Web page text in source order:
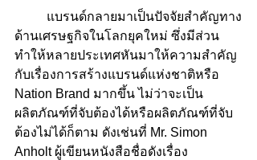
ด้านเศรษฐกิจในโลกยุคใหม่ ซึ่งมีส่วน
ทำให้หลายประเทศหันมาให้ความสำคัญ
กับเรื่องการสร้างแบรนด์แห่งชาติหรือ
Nation Brand มากขึ้น ไม่ว่าจะเป็น
ผลิตภัณฑ์ที่จับต้องได้หรือผลิตภัณฑ์ที่จับ
ต้องไม่ได้ก็ตาม ดังเช่นที่ Mr. Simon
Anholt ผู้เขียนหนังสือชื่อดังเรื่อง